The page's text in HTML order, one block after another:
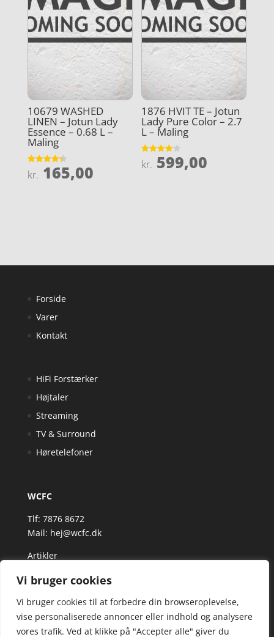
Vi bruger cookies
Vi bruger cookies til at forbedre din browseroplevelse,
vise personaliserede annoncer eller indhold og analysere
vores trafik. Ved at klikke på "Accepter alle" giver du
10679 WASHED
LINEN – Jotun Lady
Essence – 0.68 L –
Maling
Vurderet
4.3
kr. 165,00
1876 HVIT TE – Jotun
Lady Pure Color – 2.7
L – Maling
Vurderet
4
kr. 599,00
Forside
Varer
Kontakt
HiFi Forstærker
Højtaler
Streaming
TV & Surround
Høretelefoner
WCFC
Tlf: 7876 8672
Mail: hej@wcfc.dk
Artikler